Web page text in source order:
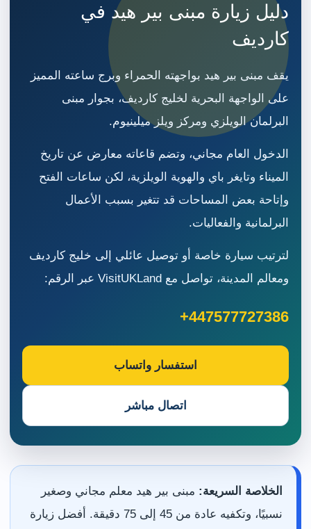
دليل زيارة مبنى بير هيد في
كارديف
يقف مبنى بير هيد بواجهته الحمراء وبرج ساعته المميز
على الواجهة البحرية لخليج كارديف، بجوار مبنى
البرلمان الويلزي ومركز ويلز ميلينيوم.
الدخول العام مجاني، وتضم قاعاته معارض عن تاريخ
الميناء وتايغر باي والهوية الويلزية، لكن ساعات الفتح
وإتاحة بعض المساحات قد تتغير بسبب الأعمال
البرلمانية والفعاليات.
لترتيب سيارة خاصة أو توصيل عائلي إلى خليج كارديف
ومعالم المدينة، تواصل مع VisitUKLand عبر الرقم:
+447577727386
استفسار واتساب
اتصال مباشر
الخلاصة السريعة: مبنى بير هيد معلم مجاني وصغير
نسبيًا، وتكفيه عادة من 45 إلى 75 دقيقة. أفضل زيارة